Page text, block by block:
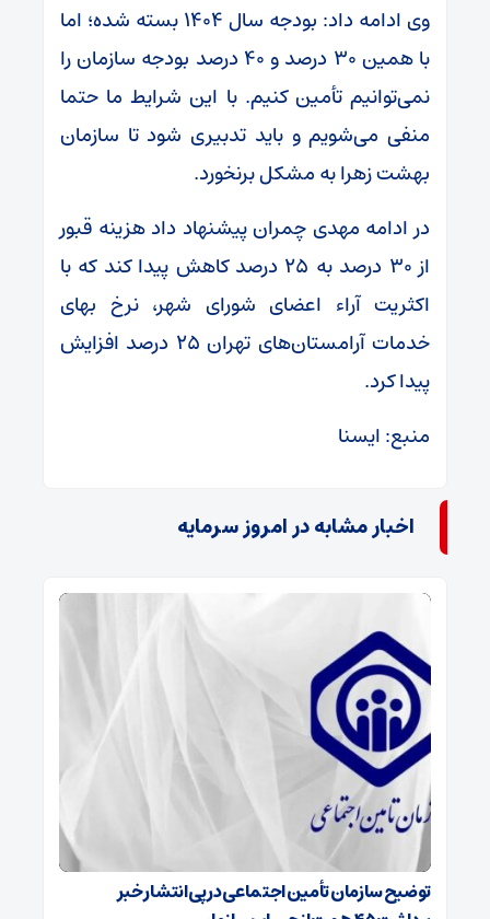
وی ادامه داد: بودجه سال ۱۴۰۴ بسته شده؛ اما
با همین ۳۰ درصد و ۴۰ درصد بودجه سازمان را
نمی‌توانیم تأمین کنیم. با این شرایط ما حتما
منفی می‌شویم و باید تدبیری شود تا سازمان
بهشت زهرا به مشکل برنخورد.
در ادامه مهدی چمران پیشنهاد داد هزینه قبور
از ۳۰ درصد به ۲۵ درصد کاهش پیدا کند که با
اکثریت آراء اعضای شورای شهر، نرخ بهای
خدمات آرامستان‌های تهران ۲۵ درصد افزایش
پیدا کرد.
منبع: ایسنا
اخبار مشابه در امروز سرمایه
توضیح سازمان تأمین اجتماعی در پی انتشار خبر